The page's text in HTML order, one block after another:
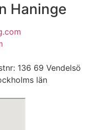
Haninge
136 69 Vendelsö
län